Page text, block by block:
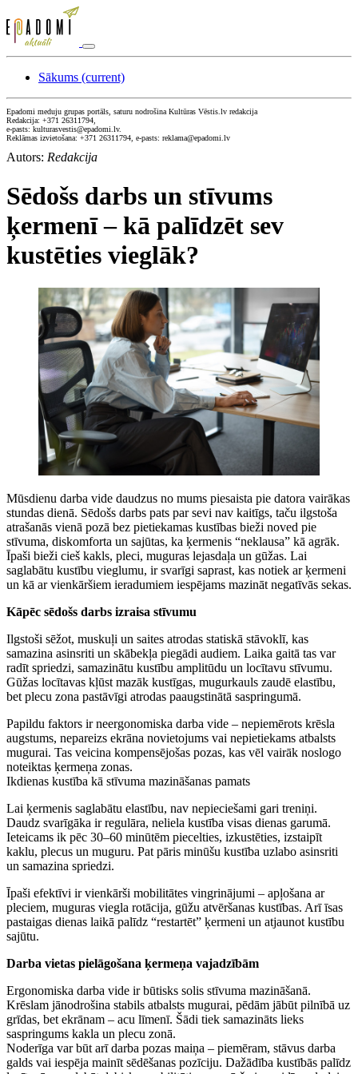
Sākums (current)
Epadomi meduju grupas portāls, saturu nodrošina Kultūras Vēstis.lv redakcija
Redakcija: +371 26311794,
e-pasts: kulturasvestis@epadomi.lv.
Reklāmas izvietošana: +371 26311794, e-pasts: reklama@epadomi.lv
Autors: Redakcija
Sēdošs darbs un stīvums
ķermenī – kā palīdzēt sev
kustēties vieglāk?
Mūsdienu darba vide daudzus no mums piesaista pie datora vairākas
stundas dienā. Sēdošs darbs pats par sevi nav kaitīgs, taču ilgstoša
atrašanās vienā pozā bez pietiekamas kustības bieži noved pie
stīvuma, diskomforta un sajūtas, ka ķermenis “neklausa” kā agrāk.
Īpaši bieži cieš kakls, pleci, muguras lejasdaļa un gūžas. Lai
saglabātu kustību vieglumu, ir svarīgi saprast, kas notiek ar ķermeni
un kā ar vienkāršiem ieradumiem iespējams mazināt negatīvās sekas.
Kāpēc sēdošs darbs izraisa stīvumu
Ilgstoši sēžot, muskuļi un saites atrodas statiskā stāvoklī, kas
samazina asinsriti un skābekļa piegādi audiem. Laika gaitā tas var
radīt spriedzi, samazinātu kustību amplitūdu un locītavu stīvumu.
Gūžas locītavas kļūst mazāk kustīgas, mugurkauls zaudē elastību,
bet plecu zona pastāvīgi atrodas paaugstinātā saspringumā.
Papildu faktors ir neergonomiska darba vide – nepiemērots krēsla
augstums, nepareizs ekrāna novietojums vai nepietiekams atbalsts
mugurai. Tas veicina kompensējošas pozas, kas vēl vairāk noslogo
noteiktas ķermeņa zonas.
Ikdienas kustība kā stīvuma mazināšanas pamats
Lai ķermenis saglabātu elastību, nav nepieciešami gari treniņi.
Daudz svarīgāka ir regulāra, neliela kustība visas dienas garumā.
Ieteicams ik pēc 30–60 minūtēm piecelties, izkustēties, izstaipīt
kaklu, plecus un muguru. Pat pāris minūšu kustība uzlabo asinsriti
un samazina spriedzi.
Īpaši efektīvi ir vienkārši mobilitātes vingrinājumi – apļošana ar
pleciem, muguras viegla rotācija, gūžu atvēršanas kustības. Arī īsas
pastaigas dienas laikā palīdz “restartēt” ķermeni un atjaunot kustību
sajūtu.
Darba vietas pielāgošana ķermeņa vajadzībām
Ergonomiska darba vide ir būtisks solis stīvuma mazināšanā.
Krēslam jānodrošina stabils atbalsts mugurai, pēdām jābūt pilnībā uz
grīdas, bet ekrānam – acu līmenī. Šādi tiek samazināts lieks
saspringums kakla un plecu zonā.
Noderīga var būt arī darba pozas maiņa – piemēram, stāvus darba
galds vai iespēja mainīt sēdēšanas pozīciju. Dažādība kustībās palīdz